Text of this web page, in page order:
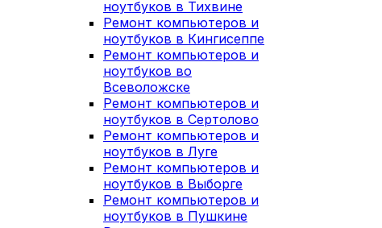
ноутбуков в Тихвине
Ремонт компьютеров и
ноутбуков в Кингисеппе
Ремонт компьютеров и
ноутбуков во
Всеволожске
Ремонт компьютеров и
ноутбуков в Сертолово
Ремонт компьютеров и
ноутбуков в Луге
Ремонт компьютеров и
ноутбуков в Выборге
Ремонт компьютеров и
ноутбуков в Пушкине